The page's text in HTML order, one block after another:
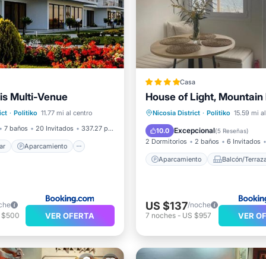
Multi-Venue
· Politiko 11.77 mi al centro
7 baños 20 Invitados 337.27 pies²
Aparcamiento
mar
Aparcamiento
Vista al mar
$500 VER OFERTA
Casa
House of Light, Mountain
Nicosia District · Politiko 15.59 mi
10.0 Excepcional(5 Reseñas)
2 Dormitorios 2 baños 6 Invitados
Aparcamiento Balcón/
Aparcamiento
Balcón/
Aire acondicionado
US $137/noche
7 noches- US $957 VER